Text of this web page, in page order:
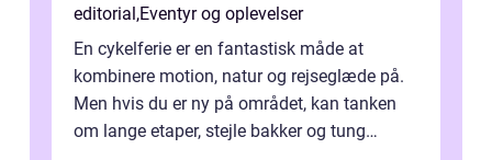
editorial ,Eventyr og oplevelser
En cykelferie er en fantastisk måde at
kombinere motion, natur og rejseglæde på.
Men hvis du er ny på området, kan tanken
om lange etaper, stejle bakker og tung